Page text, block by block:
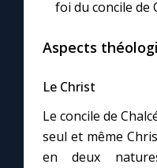
foi du concile de
Aspects
Le Christ
Le concile de
seul et même
en deux